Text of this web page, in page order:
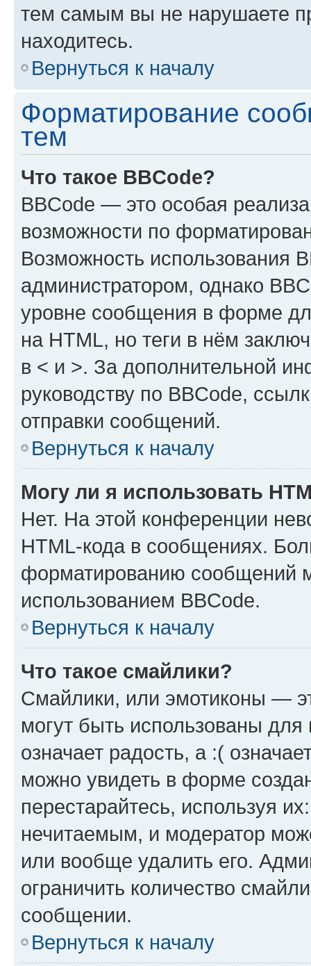
тем самым вы не нарушаете
находитесь.
Вернуться к началу
Форматирование
тем
Что такое BBCode?
BBCode — это особая
возможности по
Возможность использования
администратором, однако
уровне сообщения в форме
на HTML, но теги в нём
в < и >. За дополнительной
руководству по BBCode,
отправки сообщений.
Вернуться к началу
Могу ли я использовать
Нет. На этой конференции
HTML-кода в сообщениях.
форматированию сообщений
использованием BBCode.
Вернуться к началу
Что такое смайлики?
Смайлики, или эмотиконы —
могут быть использованы
означает радость, а :(
можно увидеть в форме
перестарайтесь, используя
нечитаемым, и модератор
или вообще удалить его.
ограничить количество
сообщении.
Вернуться к началу